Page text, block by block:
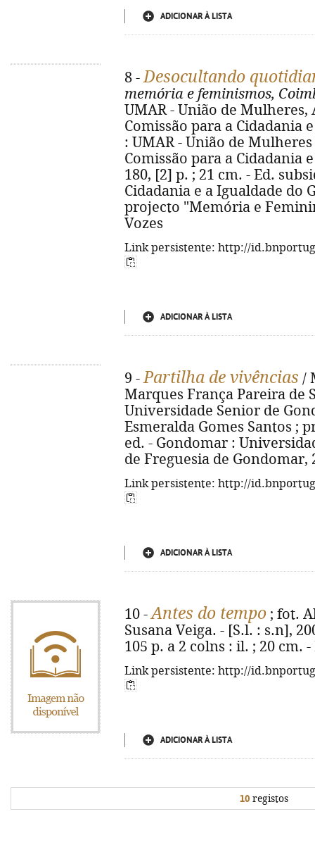
ADICIONAR À LISTA
8 -Desocultando
memória e feminismos,
UMAR - União de Mulheres,
Comissão para a Cidadania
: UMAR - União de
Comissão para a Cidadania
180, [2] p. ; 21 cm. - Ed.
Cidadania e a Igualdade do
projecto "Memória e
Vozes
Link persistente: http://
ADICIONAR À LISTA
9 -Partilha de vivências /
Marques França Pareira de
Universidade Senior de
Esmeralda Gomes Santos ;
ed. - Gondomar :
de Freguesia de Gondomar,
Link persistente: http://
ADICIONAR À LISTA
10 -Antes do tempo ; fot.
Susana Veiga. - [S.l. : s.n],
105 p. a 2 colns : il. ; 20 cm. -
Link persistente: http://
ADICIONAR À LISTA
10registos